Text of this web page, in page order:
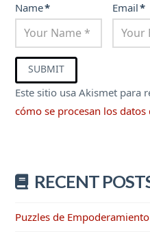
Name* Email*
Este sitio usa Akismet para
cómo se procesan los
RECENT
Puzzles de